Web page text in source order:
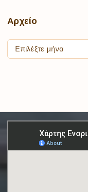
Αρχείο